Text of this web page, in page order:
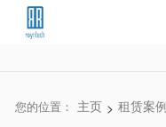
您的位置： 主页 > 租赁案例